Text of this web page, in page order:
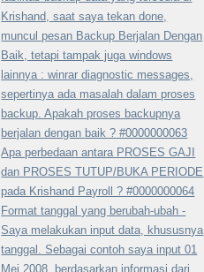
Krishand, saat saya tekan done,
muncul pesan Backup Berjalan Dengan
Baik, tetapi tampak juga windows
lainnya : winrar diagnostic messages,
sepertinya ada masalah dalam proses
backup. Apakah proses backupnya
berjalan dengan baik ? #0000000063
Apa perbedaan antara PROSES GAJI
dan PROSES TUTUP/BUKA PERIODE
pada Krishand Payroll ? #0000000064
Format tanggal yang berubah-ubah -
Saya melakukan input data, khususnya
tanggal. Sebagai contoh saya input 01
Mei 2008, berdasarkan informasi dari